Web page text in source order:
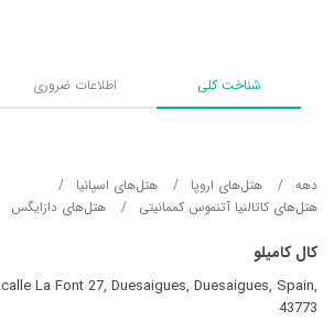
شناخت کلی اطلاعات ضروری
دهه هتل‌های اروپا
هتل‌های اسپانیا
هتل‌های کاتالنیا آتنموس کممانیتی
هتل‌های دازایگس
کال کامیلو
calle La Font 27, Duesaigues, Duesaigues, Spain,
43773